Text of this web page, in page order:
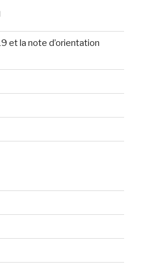
et la note d’orientation